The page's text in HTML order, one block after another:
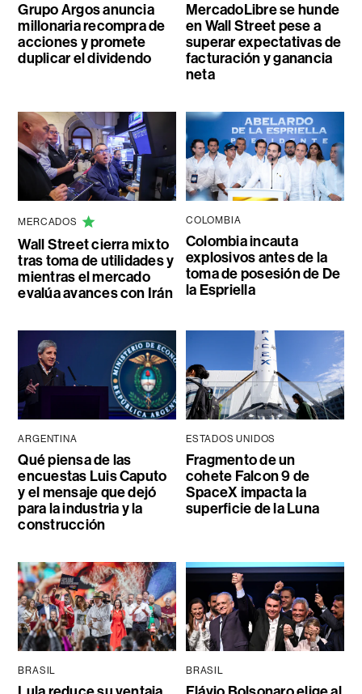
Grupo Argos anuncia
millonaria recompra de
acciones y promete
duplicar el dividendo
MercadoLibre se hunde
en Wall Street pese a
superar expectativas de
facturación y ganancia
neta
MERCADOS
Wall Street cierra mixto
tras toma de utilidades y
mientras el mercado
evalúa avances con Irán
COLOMBIA
Colombia incauta
explosivos antes de la
toma de posesión de De
la Espriella
ARGENTINA
Qué piensa de las
encuestas Luis Caputo
y el mensaje que dejó
para la industria y la
construcción
ESTADOS UNIDOS
Fragmento de un
cohete Falcon 9 de
SpaceX impacta la
superficie de la Luna
BRASIL BRASIL